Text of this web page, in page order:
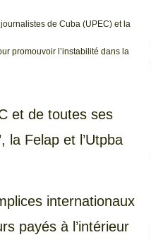
de Cuba (UPEC) et la
promouvoir l’instabilité dans la
et de toutes ses
la Felap et l’Utpba
internationaux
payés à l’intérieur